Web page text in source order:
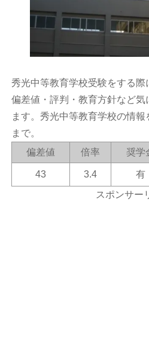
秀光中等教育学校受験をする
偏差値・評判・教育方針など
ます。秀光中等教育学校の情
まで。
偏差値
倍率 奨学
43 3.4 有
スポンサー